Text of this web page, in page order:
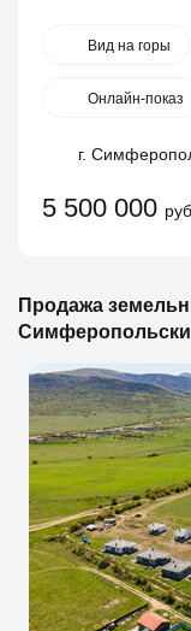
Вид на горы
Онлайн-показ
г.
5 500 000 руб.
Продажа